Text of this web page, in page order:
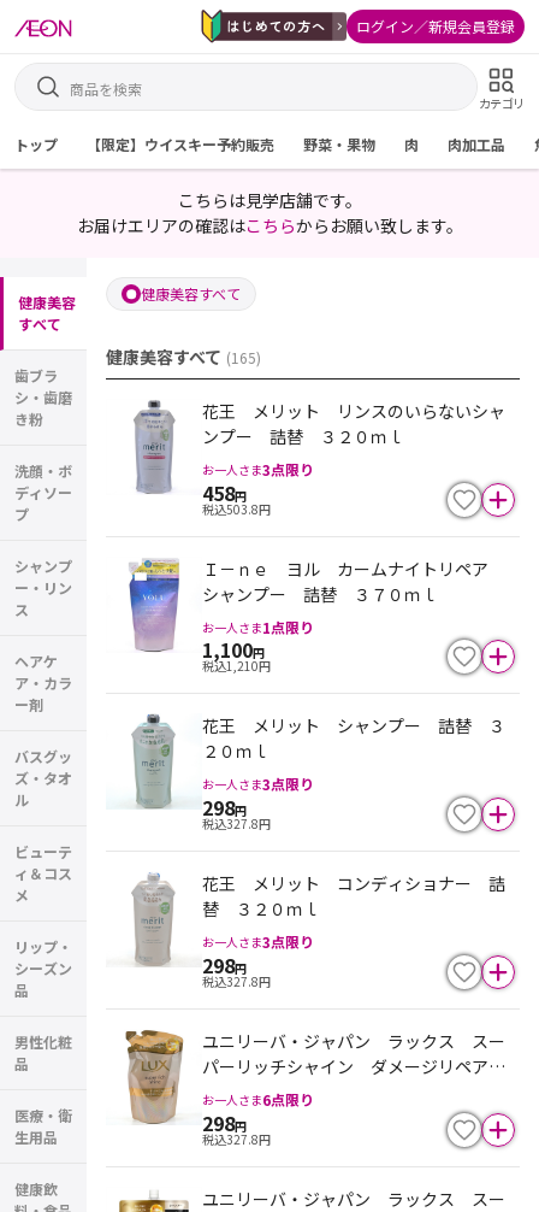
ログイン／新規会員登録
カテゴリ
トップ 【限定】ウイスキー予約販売 野菜・果物 肉 肉加工品
こちらは見学店舗です。
お届けエリアの確認はこちらからお願い致します。
健康美容
すべて
歯ブラ
シ・歯磨
き粉
洗顔・ボ
ディソー
プ
シャンプ
ー・リン
ス
ヘアケ
ア・カラ
ー剤
バスグッ
ズ・タオ
ル
ビューテ
ィ＆コス
メ
リップ・
シーズン
品
男性化粧
品
医療・衛
生用品
健康飲
健康美容すべて
健康美容すべて (165)
花王 メリット リンスのいらないシャ
ンプー 詰替 ３２０ｍｌ
お一人さま3点限り
458円
税込503.8円
Ｉ－ｎｅ ヨル カームナイトリペア
シャンプー 詰替 ３７０ｍｌ
お一人さま1点限り
1,100円
税込1,210円
花王 メリット シャンプー 詰替 ３
２０ｍｌ
お一人さま3点限り
298円
税込327.8円
花王 メリット コンディショナー 詰
替 ３２０ｍｌ
お一人さま3点限り
298円
税込327.8円
ユニリーバ・ジャパン ラックス スー
パーリッチシャイン ダメージリペア
補修シャンプー 詰替 ２８０ｇ
お一人さま6点限り
298円
税込327.8円
ユニリーバ・ジャパン ラックス スー